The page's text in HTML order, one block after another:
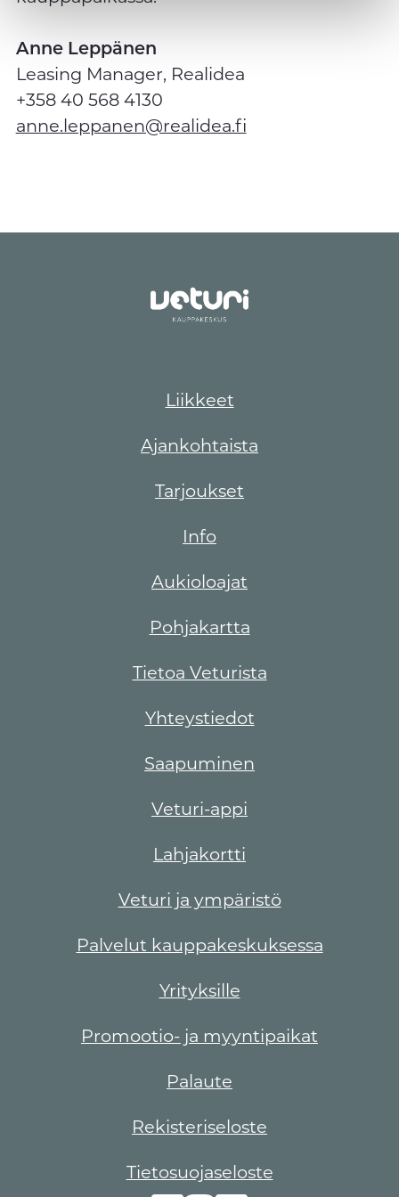
Anne Leppänen
Leasing Manager, Realidea
+358 40 568 4130
anne.leppanen@realidea.fi
Liikkeet
Ajankohtaista
Tarjoukset
Info
Aukioloajat
Pohjakartta
Tietoa Veturista
Yhteystiedot
Saapuminen
Veturi-appi
Lahjakortti
Veturi ja ympäristö
Palvelut kauppakeskuksessa
Yrityksille
Promootio- ja myyntipaikat
Palaute
Rekisteriseloste
Tietosuojaseloste